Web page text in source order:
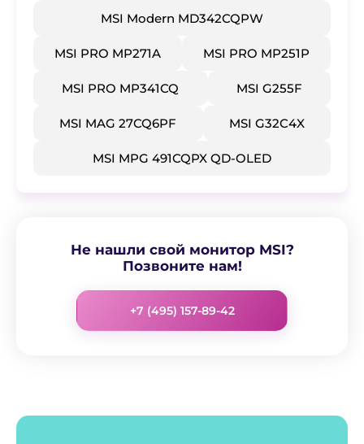
​MSI Modern MD342CQPW
​MSI PRO MP271A ​MSI PRO MP251P
​MSI PRO MP341CQ ​MSI G255F
​MSI MAG 27CQ6PF ​MSI G32C4X
​MSI MPG 491CQPX QD-OLED
Не нашли свой монитор MSI?
Позвоните нам!
+7 (495) 157-89-42